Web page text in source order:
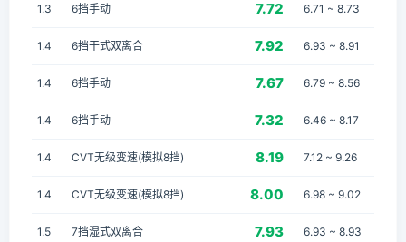
1.3 6挡手动 7.72 6.71 ~ 8.73
1.4 6挡干式双离合 7.92 6.93 ~ 8.91
1.4 6挡手动 7.67 6.79 ~ 8.56
1.4 6挡手动 7.32 6.46 ~ 8.17
1.4 CVT无级变速(模拟8挡) 8.19 7.12 ~ 9.26
1.4 CVT无级变速(模拟8挡) 8.00 6.98 ~ 9.02
1.5 7挡湿式双离合 7.93 6.93 ~ 8.93